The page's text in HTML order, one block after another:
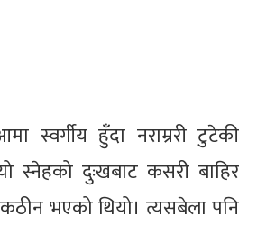
स्वर्गीय हुँदा नराम्ररी टुटेकी
स्नेहको दुःखबाट कसरी बाहिर
भएको थियो। त्यसबेला पनि